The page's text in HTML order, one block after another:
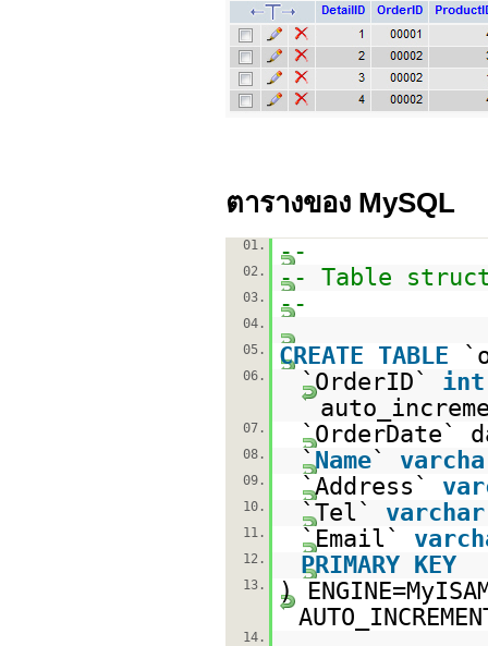
ตารางของ MySQL
01. --
02. -- Table
03. --
04.
05.
CREATE TABLE
06. `OrderID` int
07. `OrderDate`
08. `Name`
09. `Address`
10. `Tel` varchar
11. `Email`
12. PRIMARY KEY
13.
)
14.